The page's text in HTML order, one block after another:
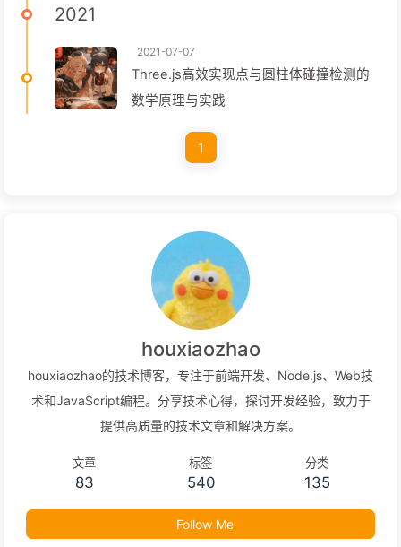
2021
2021-07-07
Three.js高效实现点与圆柱体碰撞检测的
数学原理与实践
1
houxiaozhao
houxiaozhao的技术博客，专注于前端开发、Node.js、Web技
术和JavaScript编程。分享技术心得，探讨开发经验，致力于
提供高质量的技术文章和解决方案。
文章
83
标签
540
分类
135
Follow Me